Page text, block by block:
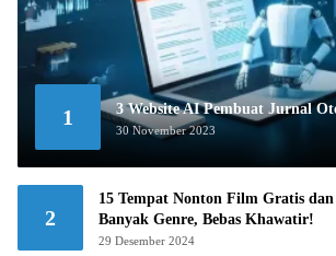
1 3 Website AI Pembuat Jurnal
30 November 2023
2
15 Tempat Nonton Film Gratis
Banyak Genre, Bebas Khawatir!
29 Desember 2024